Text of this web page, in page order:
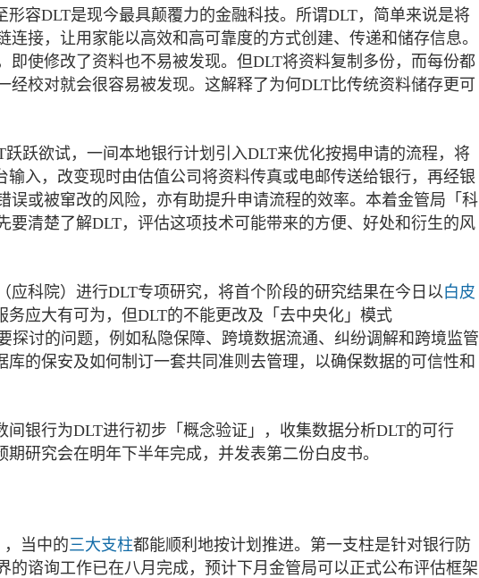
容DLT是现今最具颠覆力的金融科技。所谓DLT，简单来说是将
接，让用家能以高效和高可靠度的方式创建、传递和储存信息。
即使修改了资料也不易被发现。但DLT将资料复制多份，而每份都
经校对就会很容易被发现。这解释了为何DLT比传统资料储存更可
跃欲试，一间本地银行计划引入DLT来优化按揭申请的流程，将
入，改变现时由估值公司将资料传真或电邮传送给银行，再经银
误或被窜改的风险，亦有助提升申请流程的效率。本着金管局「科
要清楚了解DLT，评估这项技术可能带来的方便、好处和衍生的风
应科院）进行DLT专项研究，将首个阶段的研究结果在今日以白皮
应大有可为，但DLT的不能更改及「去中央化」模式
要探讨的问题，例如私隐保障、跨境数据流通、纠纷调解和跨境监管
的保安及如何制订一套共同准则去管理，以确保数据的可信性和
银行为DLT进行初步「概念验证」，收集数据分析DLT的可行
研究会在明年下半年完成，并发表第二份白皮书。
当中的三大支柱都能顺利地按计划推进。第一支柱是针对银行防
的谘询工作已在八月完成，预计下月金管局可以正式公布评估框架